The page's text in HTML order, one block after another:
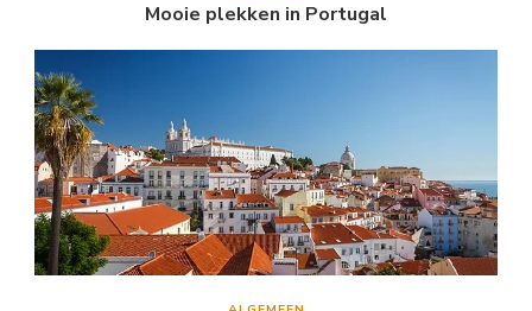
Mooie plekken in Portugal